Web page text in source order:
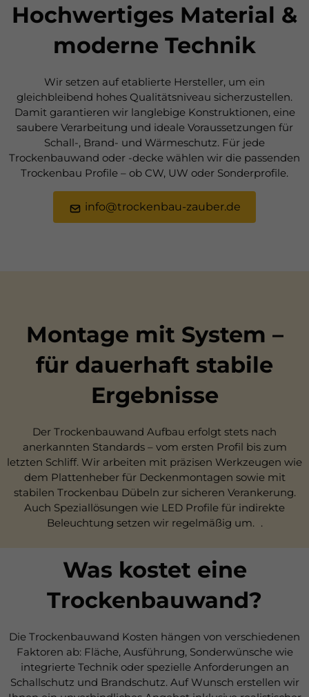
Hochwertiges Material &
moderne Technik
Wir setzen auf etablierte Hersteller, um ein
gleichbleibend hohes Qualitätsniveau sicherzustellen.
Damit garantieren wir langlebige Konstruktionen, eine
saubere Verarbeitung und ideale Voraussetzungen für
Schall-, Brand- und Wärmeschutz. Für jede
Trockenbauwand oder -decke wählen wir die passenden
Trockenbau Profile – ob CW, UW oder Sonderprofile.
info@trockenbau-zauber.de
Montage mit System –
für dauerhaft stabile
Ergebnisse
Der Trockenbauwand Aufbau erfolgt stets nach
anerkannten Standards – vom ersten Profil bis zum
letzten Schliff. Wir arbeiten mit präzisen Werkzeugen wie
dem Plattenheber für Deckenmontagen sowie mit
stabilen Trockenbau Dübeln zur sicheren Verankerung.
Auch Speziallösungen wie LED Profile für indirekte
Beleuchtung setzen wir regelmäßig um. .
Was kostet eine
Trockenbauwand?
Die Trockenbauwand Kosten hängen von verschiedenen
Faktoren ab: Fläche, Ausführung, Sonderwünsche wie
integrierte Technik oder spezielle Anforderungen an
Schallschutz und Brandschutz. Auf Wunsch erstellen wir